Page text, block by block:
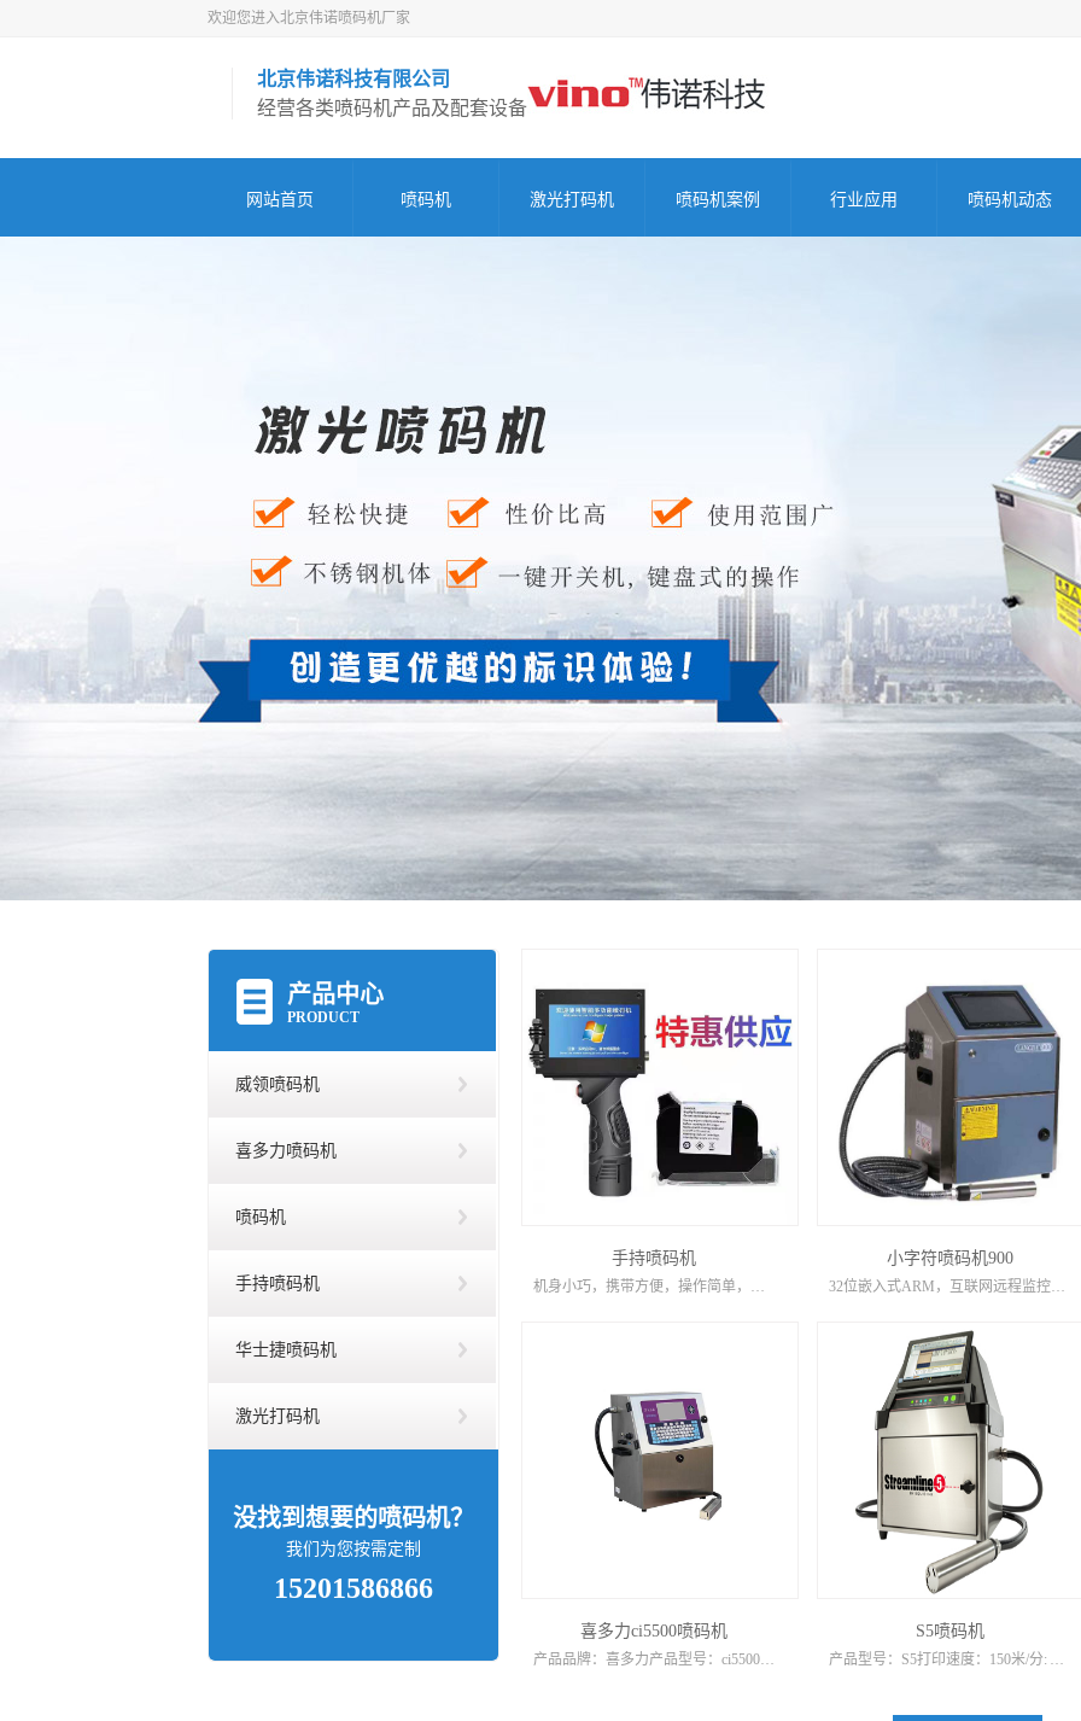
欢迎您进入北京伟诺喷码机厂家
北京伟诺科技有限公司
经营各类喷码机产品及配套设备
网站首页 喷码机 激光打码机 喷码机案例 行业应用 喷码机动态
产品中心
PRODUCT
威领喷码机
喜多力喷码机
喷码机
手持喷码机
华士捷喷码机
激光打码机
没找到想要的喷码机？
我们为您按需定制
15201586866
手持喷码机
机身小巧，携带方便，操作简单，半寸、一寸，单头、双头多款可选。
小字符喷码机900
32位嵌入式ARM，互联网远程监控，升级全智能自检系统，喷头自动清洗，墨线自动检测，屏幕故障诊断显示，机器状态自动显示，工作日志记录，SD卡/USB数据信息导入，3G无线上网，WIFI四核Cortex...
喜多力ci5500喷码机
产品品牌：喜多力产品型号：ci5500喷印行数：1-5喷印字高：1.5-12mm字形点阵数：5-31点墨点大小：常规 (60μ) 大点 (75μ)PixelPlus 可变像素：是ciPrecision...
S5喷码机
产品型号：S5打印速度：150米/分: 打印高度：18mm 外型尺寸：370*270*520mm自动化程度：全自动打印适用行业：工艺品、服装、礼品包装、食品、机械、玩具等售后服务：本司提...